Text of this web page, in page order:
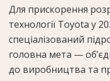
Для прискорення
технології Toyota у
спеціалізований
головна мета —
до виробництва та